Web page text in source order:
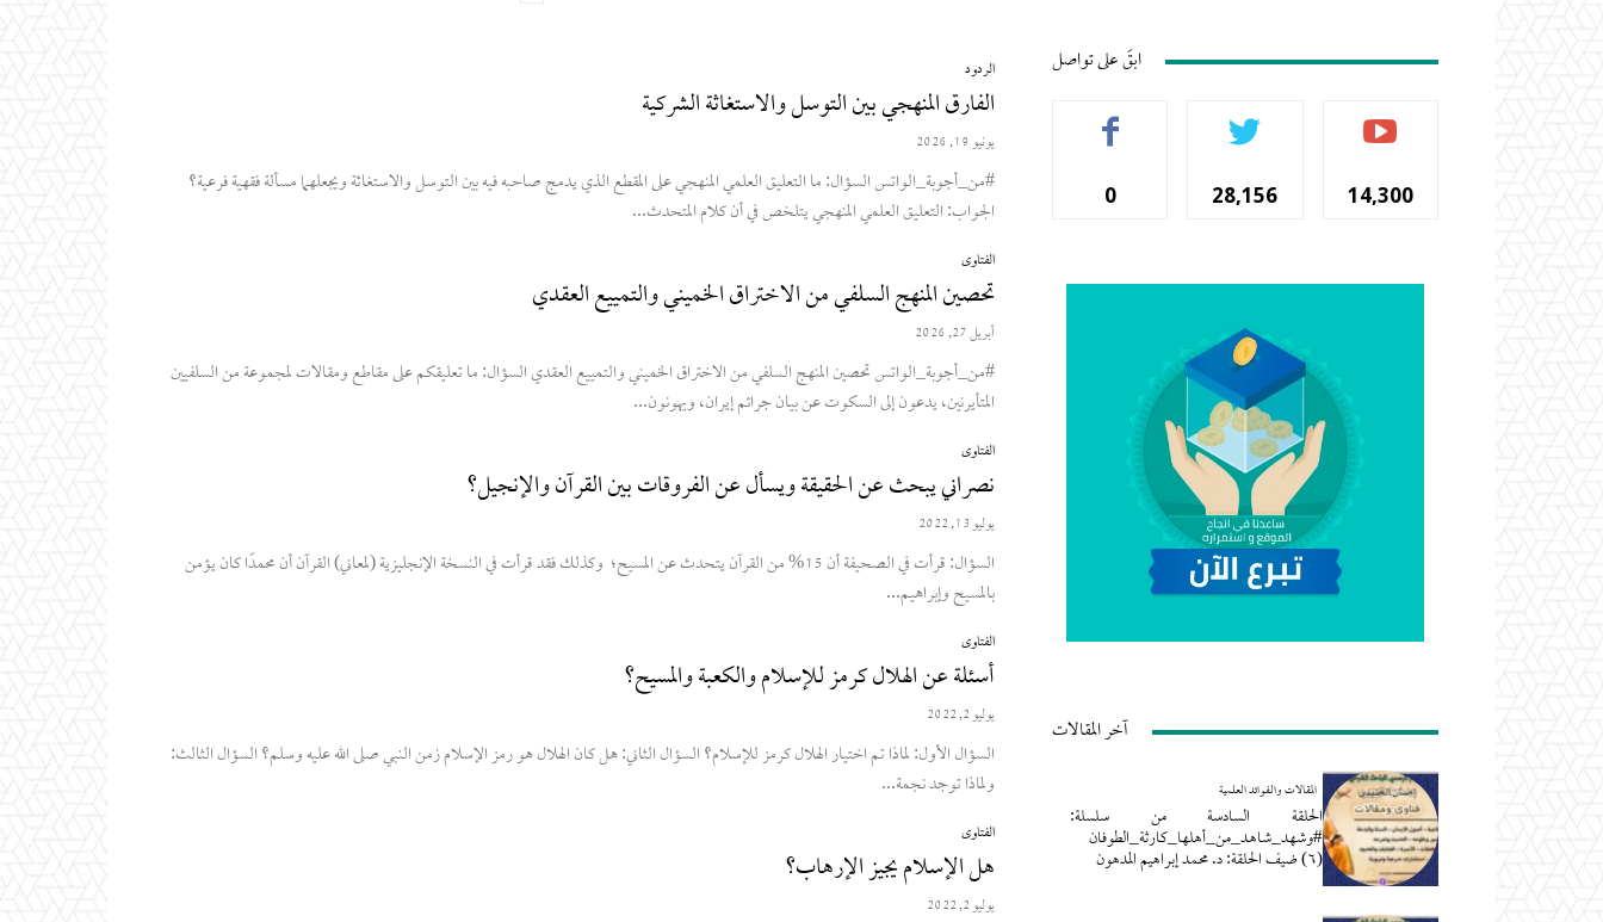
الردود
الفارق المنهجي بين التوسل والاستغاثة الشركية
يونيو 19, 2026
#من_أجوبة_الواتس السؤال: ما التعليق العلمي المنهجي على المقطع الذي يدمج صاحبه فيه بين التوسل والاستغاثة ويجعلهما مسألة فقهية فرعية؟
الجواب: التعليق العلمي المنهجي يتلخص في أن كلام المتحدث...
الفتاوى
تحصين المنهج السلفي من الاختراق الخميني والتمييع العقدي
أبريل 27, 2026
#من_أجوبة_الواتس تحصين المنهج السلفي من الاختراق الخميني والتمييع العقدي السؤال: ما تعليقكم على مقاطع ومقالات لمجموعة من السلفيين
المتأيرنين، يدعون إلى السكوت عن بيان جرائم إيران، ويهونون...
الفتاوى
نصراني يبحث عن الحقيقة ويسأل عن الفروقات بين القرآن والإنجيل؟
يوليو 13, 2022
السؤال: قرأت في الصحيفة أن 15% من القرآن يتحدث عن المسيح؛ وكذلك فقد قرأت في النسخة الإنجليزية (لمعاني) القرآن أن محمدًا كان يؤمن
بالمسيح وإبراهيم...
الفتاوى
أسئلة عن الهلال كرمز للإسلام والكعبة والمسيح؟
يوليو 2, 2022
السؤال الأول: لماذا تم اختيار الهلال كرمز للإسلام؟ السؤال الثاني: هل كان الهلال هو رمز الإسلام زمن النبي صلى الله عليه وسلم؟ السؤال الثالث:
ولماذا توجد نجمة...
الفتاوى
هل الإسلام يجيز الإرهاب؟
يوليو 2, 2022
ابقَ على تواصل
0 28,156 14,300
آخر المقالات
المقالات والفوائد العلمية
الحلقة السادسة من سلسلة:
#وشهد_شاهد_من_أهلها_كارثة_الطوفان
(٦) ضيف الحلقة: د. محمد إبراهيم المدهون